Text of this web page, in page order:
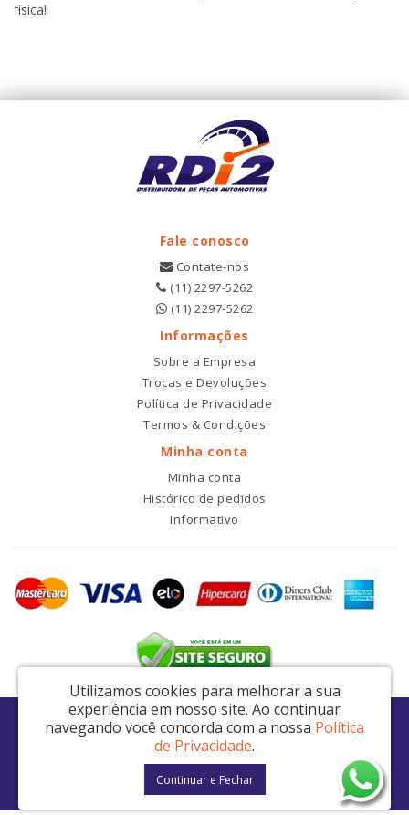
física!
Fale conosco
Contate-nos
(11) 2297-5262
(11) 2297-5262
Informações
Sobre a Empresa
Trocas e Devoluções
Política de Privacidade
Termos & Condições
Minha conta
Minha conta
Histórico de pedidos
Informativo
RDI2 Peças Automotivas Ltda - CNPJ: 14.423.428/0001-51
Av. Nordestina, 663 - São Miguel Paulista - São Paulo / SP - CEP: 08021-000
RDI2 © 2026
Utilizamos cookies para melhorar a sua
experiência em nosso site. Ao continuar
navegando você concorda com a nossa Política
de Privacidade.
Continuar e Fechar